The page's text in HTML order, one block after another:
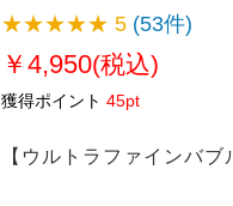
★★★★★ 5 (53件)
￥4,950(税込)
獲得ポイント 45pt
【ウルトラファインバ